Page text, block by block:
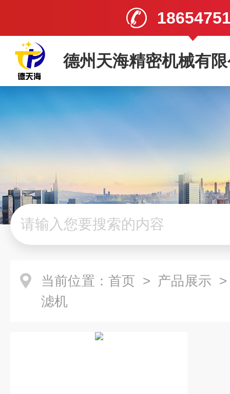
德州天海精密机械有
当前位置： 首页 > 产品展示
滤机